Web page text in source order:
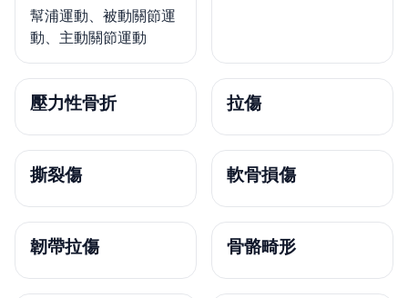
幫浦運動、被動關節運
動、主動關節運動
壓力性骨折 拉傷
撕裂傷 軟骨損傷
韌帶拉傷 骨骼畸形